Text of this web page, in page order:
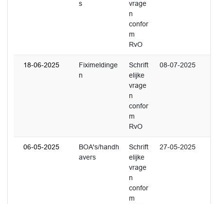
s
vrage
n
confor
m
RvO
18-06-2025
Fiximeldinge
n
Schrift
elijke
vrage
n
confor
m
RvO
08-07-2025
06-05-2025
BOA's/handh
avers
Schrift
elijke
vrage
n
confor
m
27-05-2025